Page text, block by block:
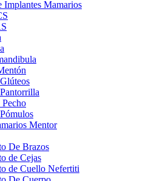
Implantes Mamarios
Mentor
De Brazos
de Cejas
de Cuello Nefertiti